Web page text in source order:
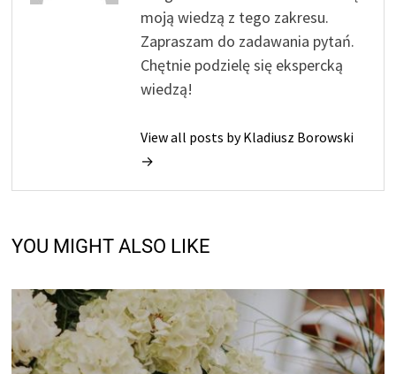
moją wiedzą z tego zakresu.
Zapraszam do zadawania pytań.
Chętnie podzielę się ekspercką
wiedzą!
View all posts by Kladiusz Borowski
→
YOU MIGHT ALSO LIKE